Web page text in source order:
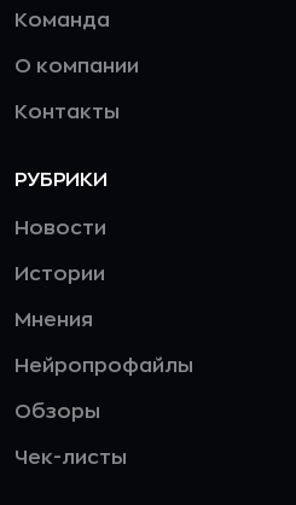
Команда
О компании
Контакты
РУБРИКИ
Новости
Истории
Мнения
Нейропрофайлы
Обзоры
Чек-листы